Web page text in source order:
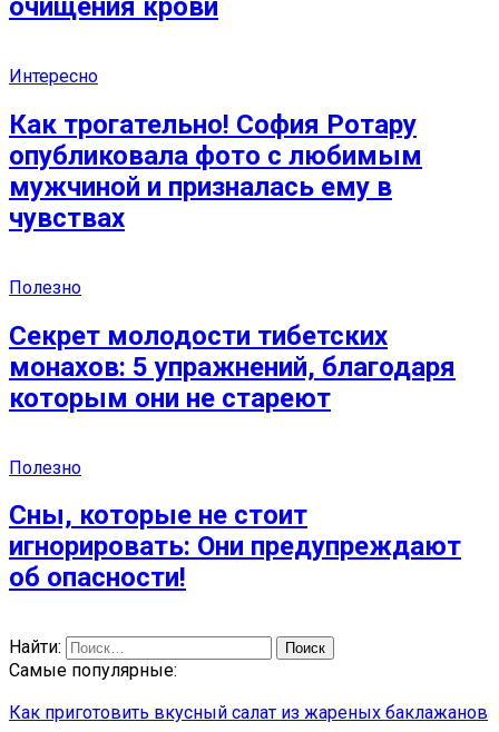
очищения крови
Интересно
Как трогательно! София Ротару
опубликовала фото с любимым
мужчиной и призналась ему в
чувствах
Полезно
Секрет молодости тибетских
монахов: 5 упражнений, благодаря
которым они не стареют
Полезно
Сны, которые не стоит
игнорировать: Они предупреждают
об опасности!
Найти:
Самые популярные:
Как приготовить вкусный салат из жареных баклажанов